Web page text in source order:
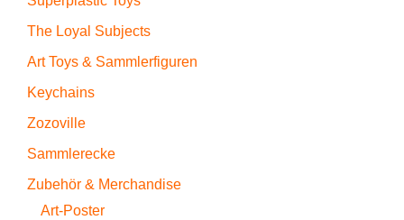
The Loyal Subjects
Art Toys & Sammlerfiguren
Keychains
Zozoville
Sammlerecke
Zubehör & Merchandise
Art-Poster